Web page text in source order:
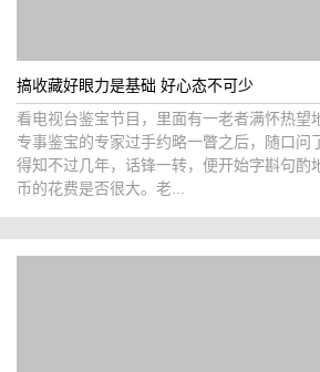
搞收藏好眼力是基础 好心态不可少
看电视台鉴宝节目，里面有一老者满怀热望
专事鉴宝的专家过手约略一瞥之后，随口问
得知不过几年，话锋一转，便开始字斟句酌
币的花费是否很大。老...